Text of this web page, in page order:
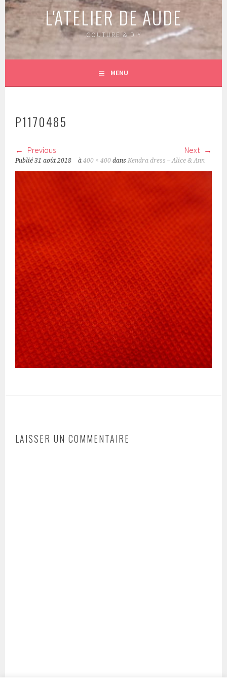
L'ATELIER DE AUDE
COUTURE & DIY
MENU
P1170485
Previous Next
Publié31 août 2018 à400 × 400 dansKendra dress – Alice & Ann
LAISSER UN COMMENTAIRE